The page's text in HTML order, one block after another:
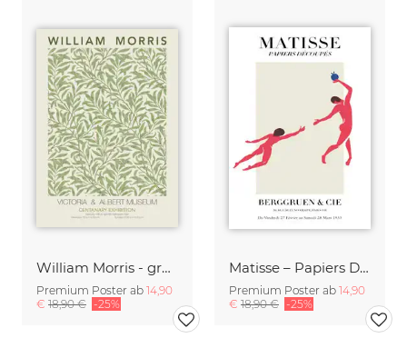
William Morris - grünes Blumenmuster
Premium Poster ab 14,90
€ 18,90 € -25%
Matisse – Papiers Découpés
Premium Poster ab 14,90
€ 18,90 € -25%